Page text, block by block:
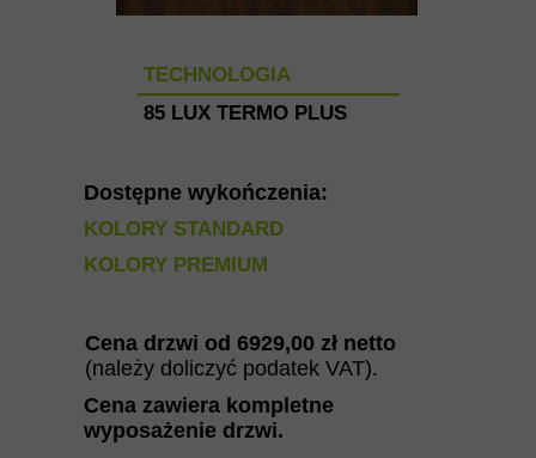
Cena zawiera kompletne
wyposażenie drzwi.
Cena drzwi od 6929,00 zł netto
(należy doliczyć podatek VAT).
KOLORY PREMIUM
KOLORY STANDARD
Dostępne wykończenia:
85 LUX TERMO PLUS
TECHNOLOGIA